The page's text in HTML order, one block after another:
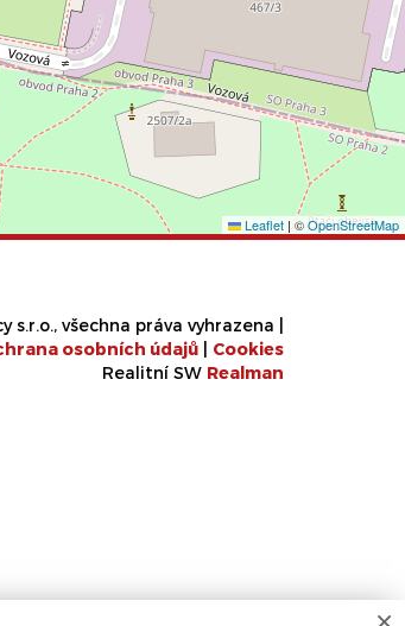
Leaflet |©OpenStreetMap
s.r.o., všechna práva vyhrazena |
osobních údajů
Cookies
Realitní SW Realman